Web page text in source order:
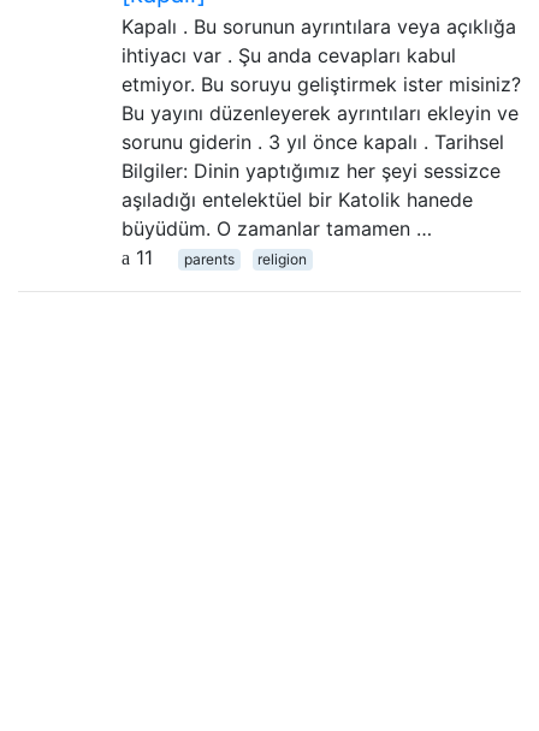
Kapalı . Bu sorunun ayrıntılara veya açıklığa
ihtiyacı var . Şu anda cevapları kabul
etmiyor. Bu soruyu geliştirmek ister misiniz?
Bu yayını düzenleyerek ayrıntıları ekleyin ve
sorunu giderin . 3 yıl önce kapalı . Tarihsel
Bilgiler: Dinin yaptığımız her şeyi sessizce
aşıladığı entelektüel bir Katolik hanede
büyüdüm. O zamanlar tamamen …
11
parents religion